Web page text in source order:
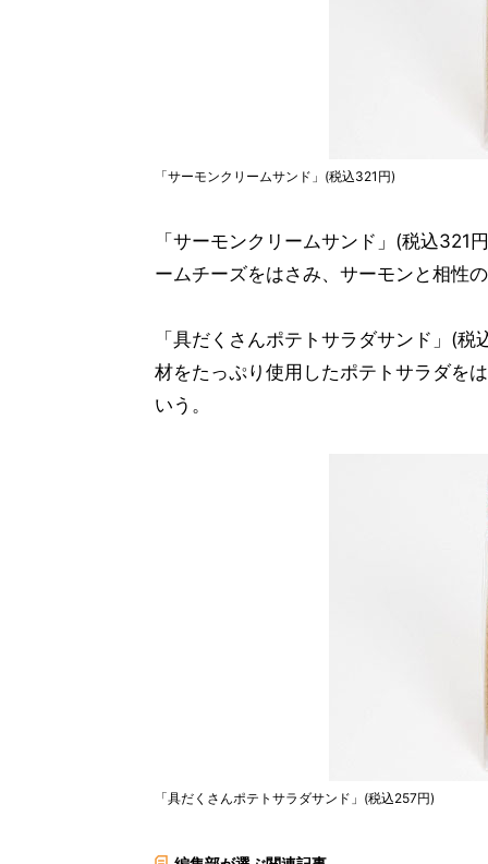
「サーモンクリームサンド」(税込321円)
「サーモンクリームサンド」(税込321
ームチーズをはさみ、サーモンと相性
「具だくさんポテトサラダサンド」(
材をたっぷり使用したポテトサラダを
いう。
「具だくさんポテトサラダサンド」(税込257円)